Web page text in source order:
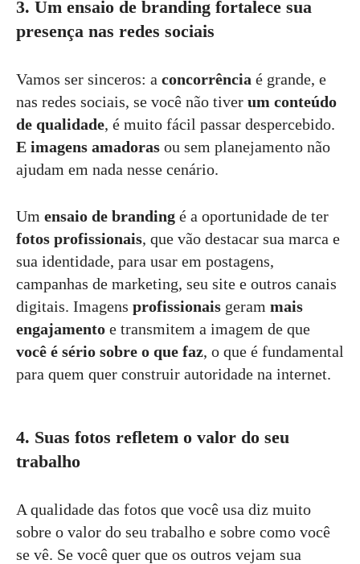
3. Um ensaio de branding fortalece sua
presença nas redes sociais
Vamos ser sinceros: a concorrência é grande, e
nas redes sociais, se você não tiver um conteúdo
de qualidade, é muito fácil passar despercebido.
E imagens amadoras ou sem planejamento não
ajudam em nada nesse cenário.
Um ensaio de branding é a oportunidade de ter
fotos profissionais, que vão destacar sua marca e
sua identidade, para usar em postagens,
campanhas de marketing, seu site e outros canais
digitais. Imagens profissionais geram mais
engajamento e transmitem a imagem de que
você é sério sobre o que faz, o que é fundamental
para quem quer construir autoridade na internet.
4. Suas fotos refletem o valor do seu
trabalho
A qualidade das fotos que você usa diz muito
sobre o valor do seu trabalho e sobre como você
se vê. Se você quer que os outros vejam sua